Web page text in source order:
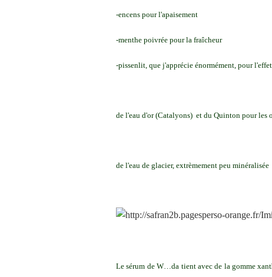
-encens pour l'apaisement
-menthe poivrée pour la fraîcheur
-pissenlit, que j'apprécie énormément, pour
de l'eau d'or (Catalyons) et du Quinton pour les
de l'eau de glacier, extrèmement peu minéralisée
Le sérum de W…da tient avec de la gomme